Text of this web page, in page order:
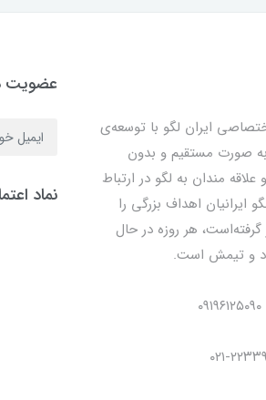
ایران لگو با توسعه‌ی
صورت مستقیم و بدون
مندان به لگو در ارتباط
ایرانیان اهداف بزرگی را
هر روزه در حال
و تیمش است.
عضویت
نماد